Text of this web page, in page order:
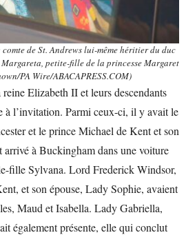
de St. Andrews lui-même héritier du duc
petite-fille de la princesse Margaret
PA Wire/ABACAPRESS.COM)
Elizabeth II et leurs descendants
à l’invitation. Parmi ceux-ci, il y avait le
et le prince Michael de Kent et son
arrivé à Buckingham dans une voiture
fille Sylvana. Lord Frederick Windsor,
et son épouse, Lady Sophie, avaient
Maud et Isabella. Lady Gabriella,
également présente, elle qui conclut